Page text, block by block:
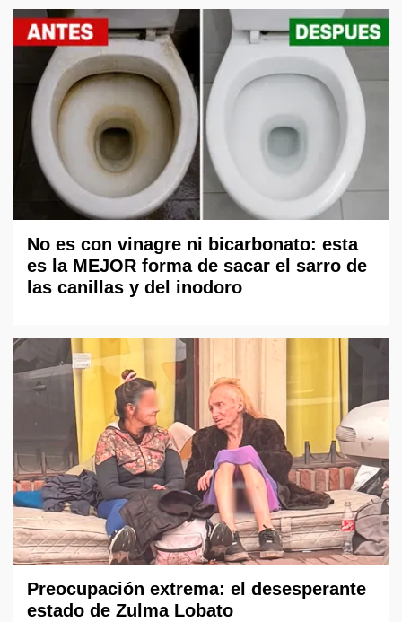
No es con vinagre ni bicarbonato: esta
es la MEJOR forma de sacar el sarro de
las canillas y del inodoro
Preocupación extrema: el desesperante
estado de Zulma Lobato